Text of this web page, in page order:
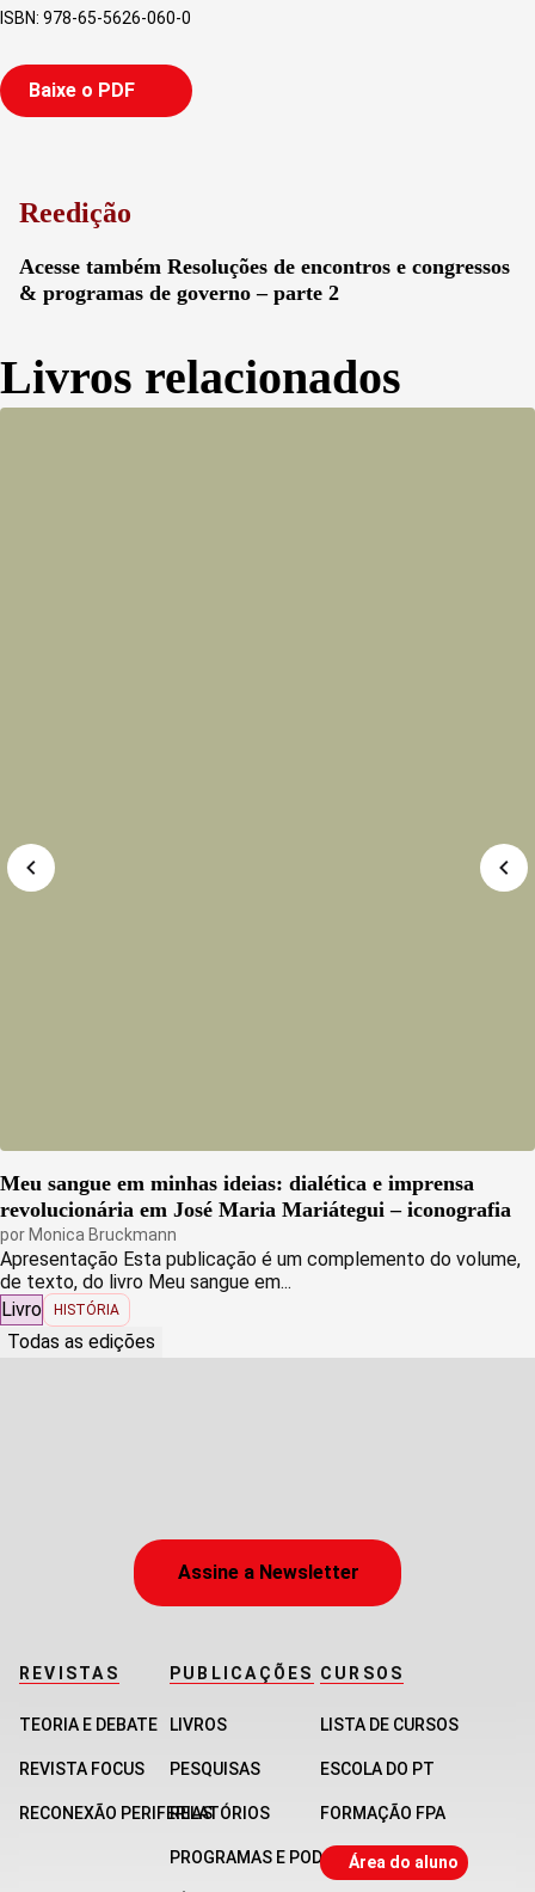
ISBN: 978-65-5626-060-0
Baixe o PDF
Reedição
Acesse também Resoluções de encontros e congressos
& programas de governo – parte 2
Livros relacionados
Meu sangue em minhas ideias: dialética e imprensa
revolucionária em José Maria Mariátegui – iconografia
por Monica Bruckmann
Apresentação Esta publicação é um complemento do volume,
de texto, do livro Meu sangue em...
Livro
HISTÓRIA
Todas as edições
Assine a Newsletter
REVISTAS
TEORIA E DEBATE
REVISTA FOCUS
RECONEXÃO PERIFERIAS
PUBLICAÇÕES
LIVROS
PESQUISAS
RELATÓRIOS
PROGRAMAS E PODCASTS
CURSOS
LISTA DE CURSOS
ESCOLA DO PT
FORMAÇÃO FPA
Área do aluno